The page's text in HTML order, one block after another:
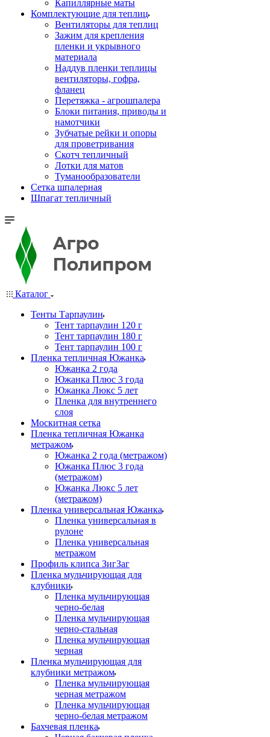
Капиллярные маты
Комплектующие для теплиц
Вентиляторы для теплиц
Зажим для крепления
пленки и укрывного
материала
Наддув пленки теплицы
вентиляторы, гофра,
фланец
Перетяжка - агрошпалера
Блоки питания, приводы и
намотчики
Зубчатые рейки и опоры
для проветривания
Скотч тепличный
Лотки для матов
Туманообразователи
Сетка шпалерная
Шпагат тепличный
Каталог
Тенты Тарпаулин
Тент тарпаулин 120 г
Тент тарпаулин 180 г
Тент тарпаулин 100 г
Пленка тепличная Южанка
Южанка 2 года
Южанка Плюс 3 года
Южанка Люкс 5 лет
Пленка для внутреннего
слоя
Москитная сетка
Пленка тепличная Южанка
метражом
Южанка 2 года (метражом)
Южанка Плюс 3 года
(метражом)
Южанка Люкс 5 лет
(метражом)
Пленка универсальная Южанка
Пленка универсальная в
рулоне
Пленка универсальная
метражом
Профиль клипса ЗигЗаг
Пленка мульчирующая для
клубники
Пленка мульчирующая
черно-белая
Пленка мульчирующая
черно-стальная
Пленка мульчирующая
черная
Пленка мульчирующая для
клубники метражом
Пленка мульчирующая
черная метражом
Пленка мульчирующая
черно-белая метражом
Бахчевая пленка